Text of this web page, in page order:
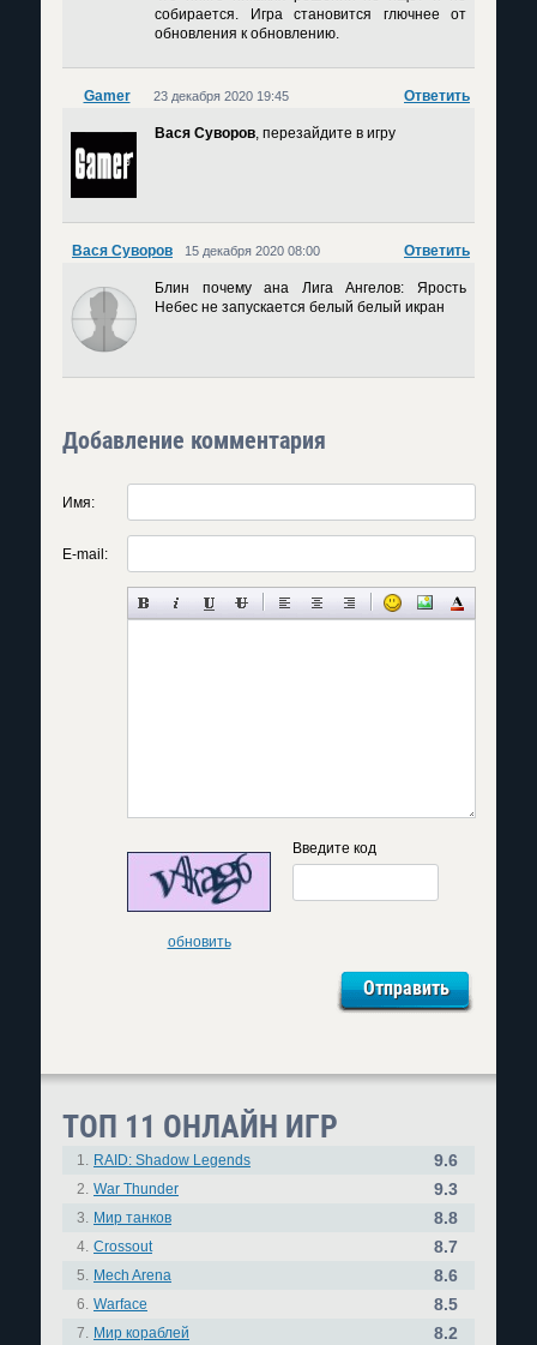
собирается. Игра становится глючнее от
обновления к обновлению.
Gamer Ответить
23 декабря 2020 19:45
Вася Суворов , перезайдите в игру
Вася Суворов Ответить
15 декабря 2020 08:00
Блин почему ана Лига Ангелов: Ярость
Небес не запускается белый белый икран
Добавление комментария
Имя:
E-mail:
обновить
Введите код
ТОП 11 ОНЛАЙН ИГР
1. RAID: Shadow Legends 9.6
2. War Thunder 9.3
3. Мир танков 8.8
4. Crossout 8.7
5. Mech Arena 8.6
6. Warface 8.5
7. Мир кораблей 8.2